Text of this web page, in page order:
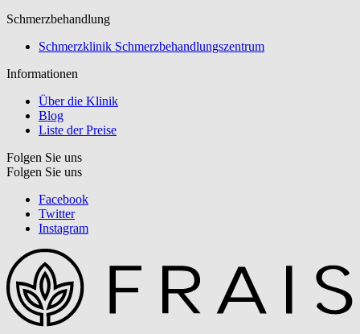
Schmerzbehandlung
Schmerzklinik Schmerzbehandlungszentrum
Informationen
Über die Klinik
Blog
Liste der Preise
Folgen Sie uns
Folgen Sie uns
Facebook
Twitter
Instagram